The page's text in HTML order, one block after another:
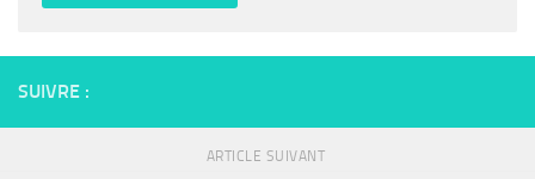
SUIVRE :
ARTICLE SUIVANT